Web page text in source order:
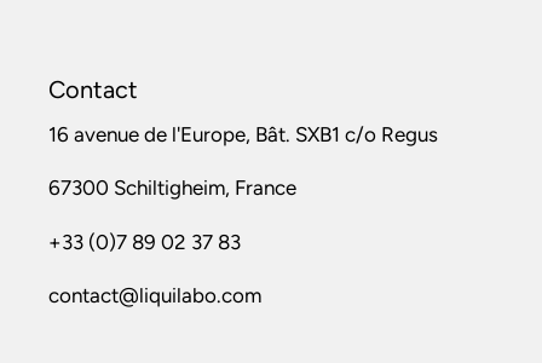
Contact
16 avenue de l'Europe, Bât. SXB1 c/o Regus
67300 Schiltigheim, France
+33 (0)7 89 02 37 83
contact@liquilabo.com